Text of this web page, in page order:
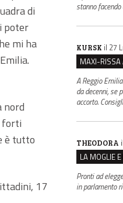
di
poter
mi ha
nord
forti
è tutto
17
stanno facendo
KURSK il 27
A Reggio
da decenni, se
accorto.
THEODORA
Pronti ad
in parlamento